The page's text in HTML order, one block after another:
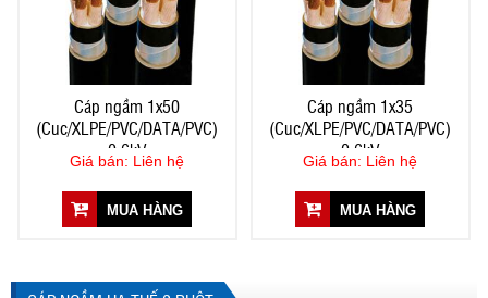
Cáp ngầm 1x50
(Cuc/XLPE/PVC/DATA/PVC)
0,6kV
Giá bán: Liên hệ
MUA HÀNG
Cáp ngầm 1x35
(Cuc/XLPE/PVC/DATA/PVC)
0,6kV
Giá bán: Liên hệ
MUA HÀNG